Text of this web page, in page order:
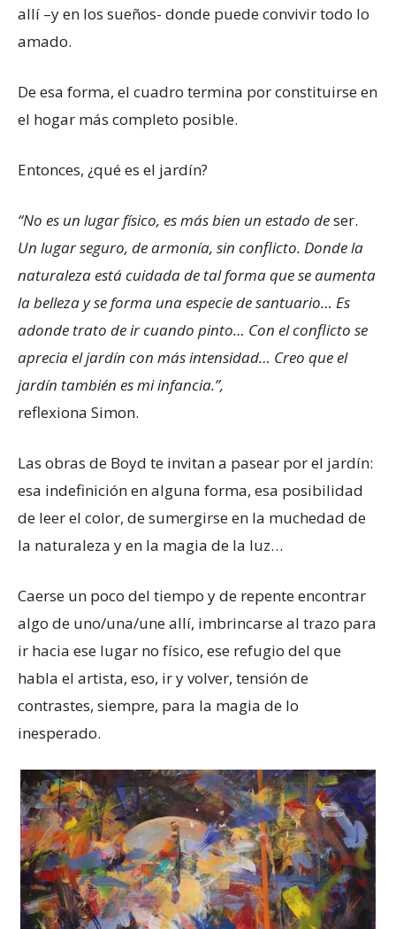
allí –y en los sueños- donde puede convivir todo lo
amado.
De esa forma, el cuadro termina por constituirse en
el hogar más completo posible.
Entonces, ¿qué es el jardín?
“No es un lugar físico, es más bien un estado deser.
Un lugar seguro, de armonía, sin conflicto. Donde la
naturaleza está cuidada de tal forma que se aumenta
la belleza y se forma una especie de santuario… Es
adonde trato de ir cuando pinto… Con el conflicto se
aprecia el jardín con más intensidad… Creo que el
jardín también es mi infancia.”,
reflexiona Simon.
Las obras de Boyd te invitan a pasear por el jardín:
esa indefinición en alguna forma, esa posibilidad
de leer el color, de sumergirse en la muchedad de
la naturaleza y en la magia de la luz…
Caerse un poco del tiempo y de repente encontrar
algo de uno/una/une allí, imbrincarse al trazo para
ir hacia ese lugar no físico, ese refugio del que
habla el artista, eso, ir y volver, tensión de
contrastes, siempre, para la magia de lo
inesperado.